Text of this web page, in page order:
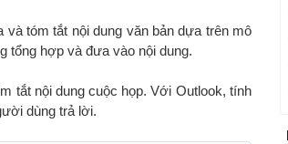
tóm tắt nội dung văn bản dựa trên mô
tổng hợp và đưa vào nội dung.
tắt nội dung cuộc họp. Với Outlook, tính
dùng trả lời.